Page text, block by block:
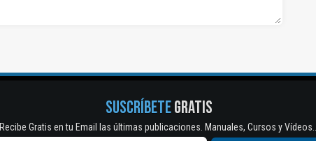
SUSCRÍBETEGRATIS
Recibe Gratis en tu Email las últimas publicaciones. Manuales, Cursos y